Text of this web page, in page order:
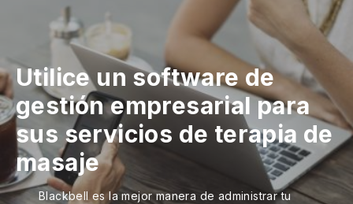
Utilice un software de
gestión empresarial para
sus servicios de terapia de
masaje
Blackbell es la mejor manera de administrar tu